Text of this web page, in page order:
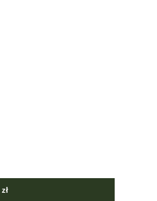
szczegóły